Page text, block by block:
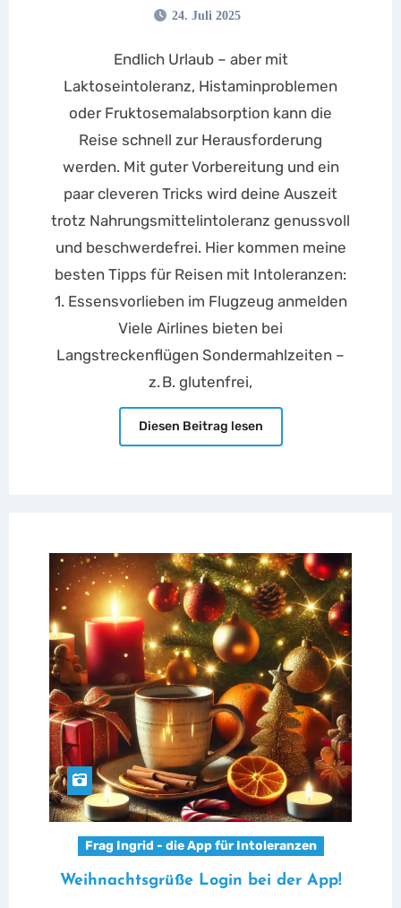
Reisen
24. Juli 2025
Endlich Urlaub – aber mit
Laktoseintoleranz, Histaminproblemen
oder Fruktosemalabsorption kann die
Reise schnell zur Herausforderung
werden. Mit guter Vorbereitung und ein
paar cleveren Tricks wird deine Auszeit
trotz Nahrungsmittelintoleranz genussvoll
und beschwerdefrei. Hier kommen meine
besten Tipps für Reisen mit Intoleranzen:
1. Essensvorlieben im Flugzeug anmelden
Viele Airlines bieten bei
Langstreckenflügen Sondermahlzeiten –
z. B. glutenfrei,
Diesen Beitrag lesen
Frag Ingrid - die App für Intoleranzen
Weihnachtsgrüße Login bei der App!